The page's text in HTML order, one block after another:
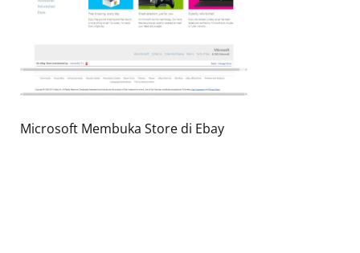
Microsoft Membuka Store di Ebay